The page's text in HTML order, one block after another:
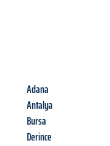
Adana
Antalya
Bursa
Derince